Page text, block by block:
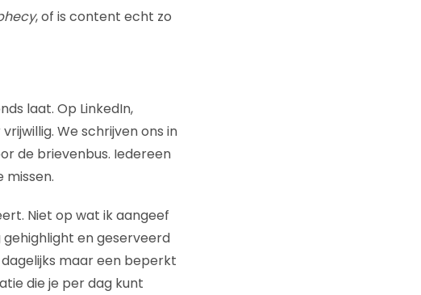
, of is content echt zo
laat. Op LinkedIn,
We schrijven ons in
de brievenbus. Iedereen
missen.
Niet op wat ik aangeef
en geserveerd
maar een beperkt
die je per dag kunt